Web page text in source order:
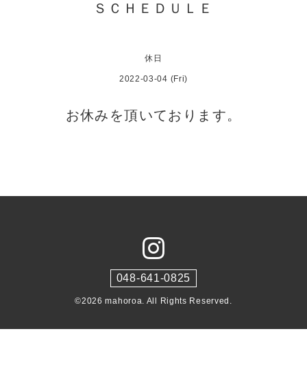
ＳＣＨＥＤＵＬＥ
休日
2022-03-04 (Fri)
お休みを頂いております。
048-641-0825
©2026mahoroa. All Rights Reserved.